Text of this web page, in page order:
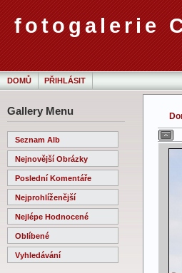
fotogalerie
DOMŮ PŘIHLÁSIT
Gallery Menu
Seznam Alb
Nejnovější Obrázky
Poslední Komentáře
Nejprohlíženější
Nejlépe Hodnocené
Oblíbené
Vyhledávání